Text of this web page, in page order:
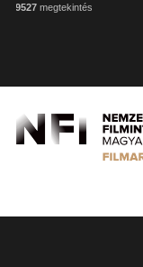
9527 megtekintés